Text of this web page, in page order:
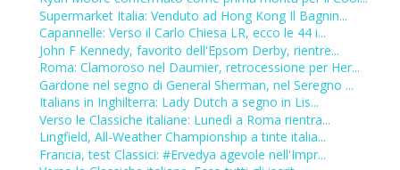
Supermarket Italia: Venduto ad Hong Kong Il Bagnin...
Capannelle: Verso il Carlo Chiesa LR, ecco le 44 i...
John F Kennedy, favorito dell'Epsom Derby, rientre...
Roma: Clamoroso nel Daumier, retrocessione per Her...
Gardone nel segno di General Sherman, nel Seregno ...
Italians in Inghilterra: Lady Dutch a segno in Lis...
Verso le Classiche italiane: Lunedì a Roma rientra...
Lingfield, All-Weather Championship a tinte italia...
Francia, test Classici: #Ervedya agevole nell'Impr...